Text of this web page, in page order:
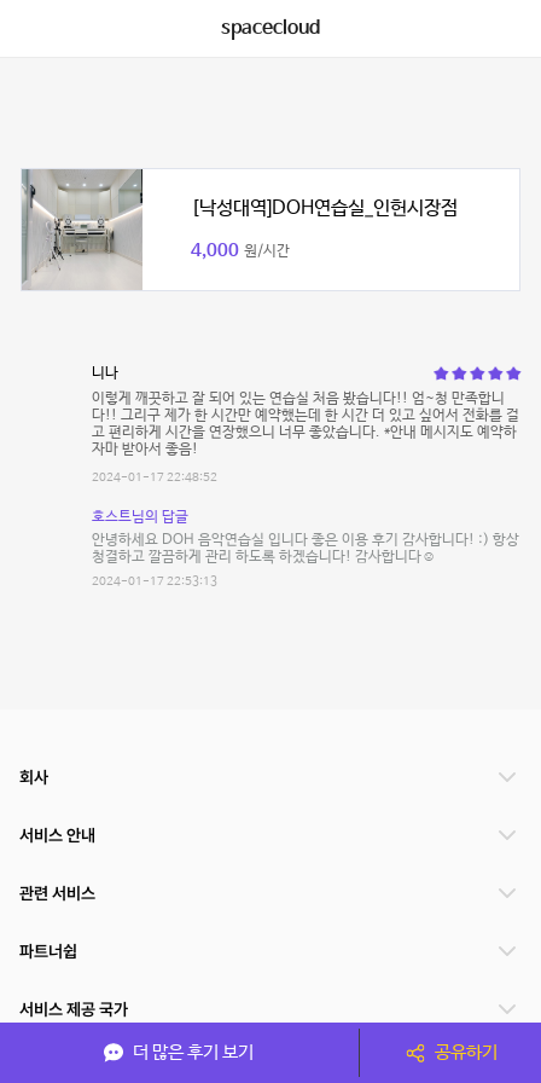
spacecloud
[낙성대역]DOH연습실_인헌시장점
4,000 원/시간
니나
이렇게 깨끗하고 잘 되어 있는 연습실 처음 봤습니다!! 엄~청 만족합니
다!! 그리구 제가 한 시간만 예약했는데 한 시간 더 있고 싶어서 전화를 걸
고 편리하게 시간을 연장했으니 너무 좋았습니다. *안내 메시지도 예약하
자마 받아서 좋음!
2024-01-17 22:48:52
호스트님의 답글
안녕하세요 DOH 음악연습실 입니다 좋은 이용 후기 감사합니다! :) 항상
청결하고 깔끔하게 관리 하도록 하겠습니다! 감사합니다☺️
2024-01-17 22:53:13
더 많은 후기 보기 공유하기
회사
서비스 안내
관련 서비스
파트너쉽
서비스 제공 국가